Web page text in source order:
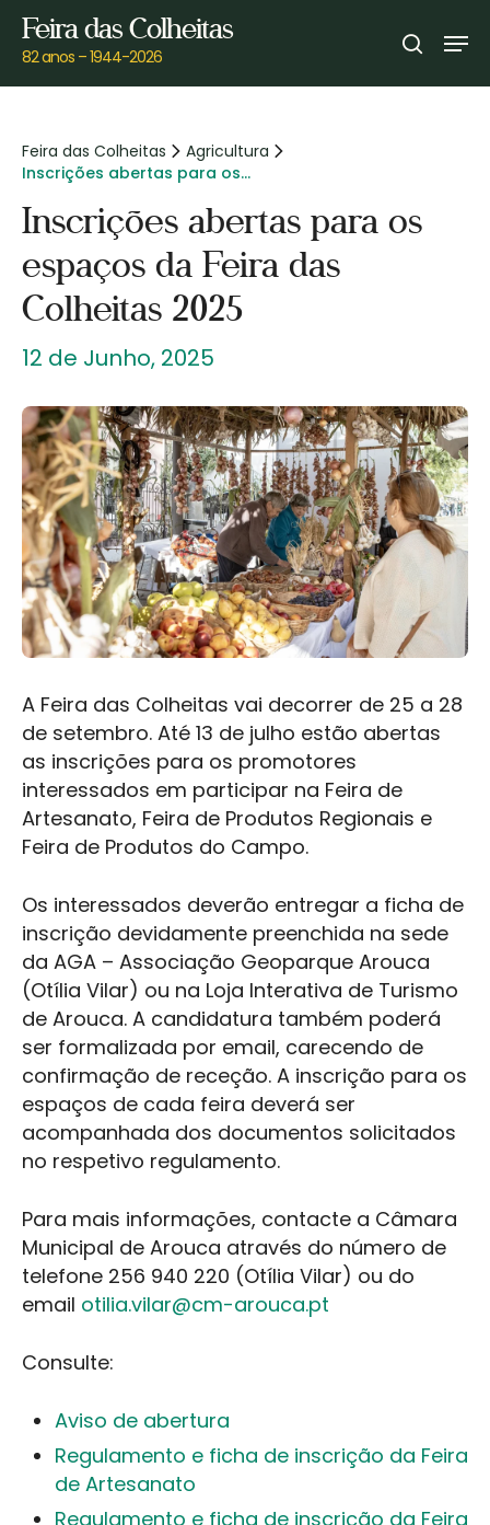
Skip
main
Feira das Colheitas
82 anos – 1944-2026 search
Feira das Colheitas
Agricultura
Inscrições abertas para os
2025
Inscrições abertas para os
espaços da Feira das
Colheitas 2025
12 de Junho, 2025
A Feira das Colheitas vai decorrer de 25 a 28
de setembro. Até 13 de julho estão abertas
as inscrições para os promotores
interessados em participar na Feira de
Artesanato, Feira de Produtos Regionais e
Feira de Produtos do Campo.
Os interessados deverão entregar a ficha de
inscrição devidamente preenchida na sede
da AGA – Associação Geoparque Arouca
(Otília Vilar) ou na Loja Interativa de Turismo
de Arouca. A candidatura também poderá
ser formalizada por email, carecendo de
confirmação de receção. A inscrição para os
espaços de cada feira deverá ser
acompanhada dos documentos solicitados
no respetivo regulamento.
Para mais informações, contacte a Câmara
Municipal de Arouca através do número de
telefone 256 940 220 (Otília Vilar) ou do
email otilia.vilar@cm-arouca.pt
Consulte:
Aviso de abertura
Regulamento e ficha de inscrição da Feira
de Artesanato
Regulamento e ficha de inscrição da Feira